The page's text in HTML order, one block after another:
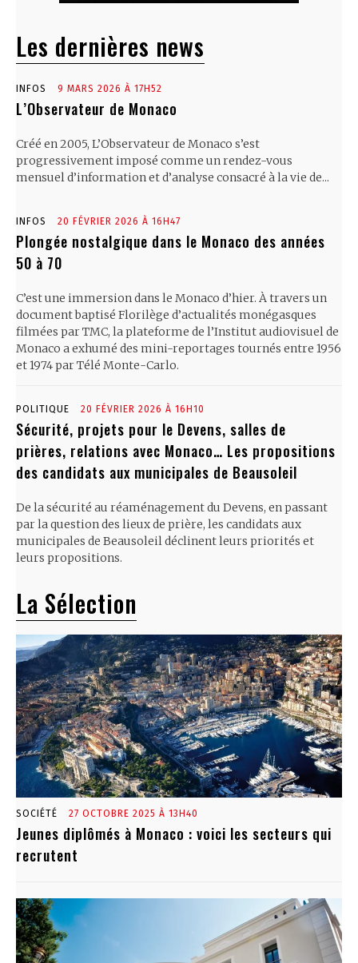
Les dernières news
INFOS 9 MARS 2026 À 17H52
L’Observateur de Monaco
Créé en 2005, L’Observateur de Monaco s’est
progressivement imposé comme un rendez-vous
mensuel d’information et d’analyse consacré à la vie de...
INFOS 20 FÉVRIER 2026 À 16H47
Plongée nostalgique dans le Monaco des années
50 à 70
C’est une immersion dans le Monaco d’hier. À travers un
document baptisé Florilège d’actualités monégasques
filmées par TMC, la plateforme de l’Institut audiovisuel de
Monaco a exhumé des mini-reportages tournés entre 1956
et 1974 par Télé Monte-Carlo.
POLITIQUE 20 FÉVRIER 2026 À 16H10
Sécurité, projets pour le Devens, salles de
prières, relations avec Monaco… Les propositions
des candidats aux municipales de Beausoleil
De la sécurité au réaménagement du Devens, en passant
par la question des lieux de prière, les candidats aux
municipales de Beausoleil déclinent leurs priorités et
leurs propositions.
La Sélection
SOCIÉTÉ 27 OCTOBRE 2025 À 13H40
Jeunes diplômés à Monaco : voici les secteurs qui
recrutent